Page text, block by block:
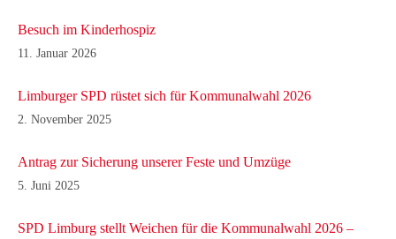
Besuch im Kinderhospiz
11. Januar 2026
Limburger SPD rüstet sich für Kommunalwahl 2026
2. November 2025
Antrag zur Sicherung unserer Feste und Umzüge
5. Juni 2025
SPD Limburg stellt Weichen für die Kommunalwahl 2026 –